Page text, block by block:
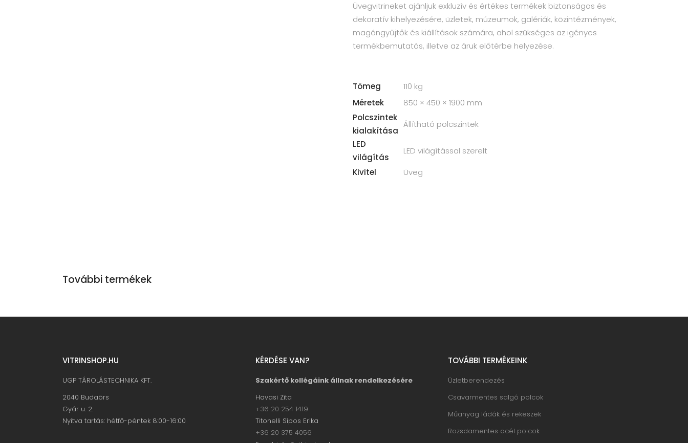
Üvegvitrineket ajánljuk exkluzív és értékes termékek biztonságos és
dekoratív kihelyezésére, üzletek, múzeumok, galériák, közintézmények,
magángyűjtők és kiállítások számára, ahol szükséges az igényes
termékbemutatás, illetve az áruk előtérbe helyezése.
Tömeg
110 kg
Méretek
850 × 450 × 1900 mm
Polcszintek
kialakítása
Állítható polcszintek
LED
világítás
LED világítással szerelt
Kivitel
Üveg
További termékek
VITRINSHOP.HU
UGP TÁROLÁSTECHNIKA KFT.
2040 Budaörs
Gyár u. 2.
Nyitva tartás: hétfő-péntek 8:00-16:00
KÉRDÉSE VAN?
Szakértő kollégáink állnak rendelkezésére
Havasi Zita
+36 20 254 1419
Titonelli Sípos Erika
+36 20 375 4056
TOVÁBBI TERMÉKEINK
Üzletberendezés
Csavarmentes salgó polcok
Műanyag ládák és rekeszek
Rozsdamentes acél polcok